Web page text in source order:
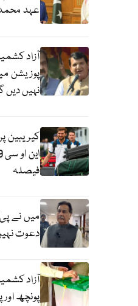
عہد
آزاد
پوزیشن
نہیں دیں
کیریبین
فیصلہ
میں نے
دعوت
آزاد
پونچھ